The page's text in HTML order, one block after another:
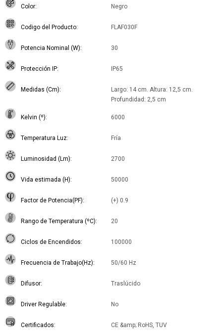
Color Negro
Codigo del Producto FLAF030F
Potencia Nominal (W) 30
Protección IP IP65
Medidas (Cm)
Largo: 14 cm. Altura: 12,5 cm.
Profundidad: 2,5 cm
Kelvin (º) 6000
Temperatura Luz Fría
Luminosidad (Lm) 2700
Vida estimada (H) 50000
Factor de Potencia(PF) (+) 0.9
Rango de Temperatura (ºC) 20
Ciclos de Encendidos 100000
Frecuencia de Trabajo(Hz) 50/60 Hz
Difusor Traslúcido
Driver Regulable No
Certificados CE &amp; RoHS, TUV